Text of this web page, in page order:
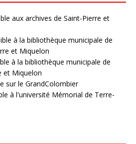
aux archives de Saint-Pierre et
à la bibliothèque municipale de
et Miquelon
à la bibliothèque municipale de
et Miquelon
sur le GrandColombier
à l'université Mémorial de Terre-